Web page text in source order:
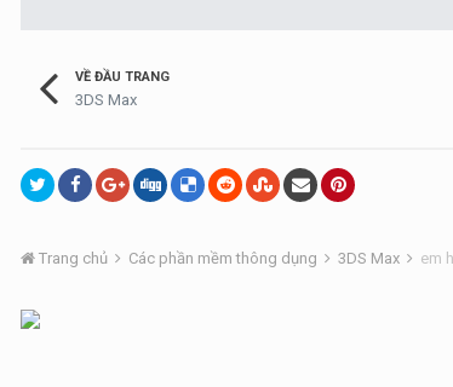
VỀ ĐẦU TRANG
3DS Max
Trang chủ Các phần mềm thông dụng 3DS Max em